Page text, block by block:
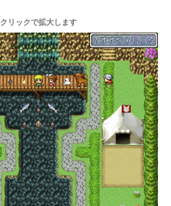
クリックで拡大します